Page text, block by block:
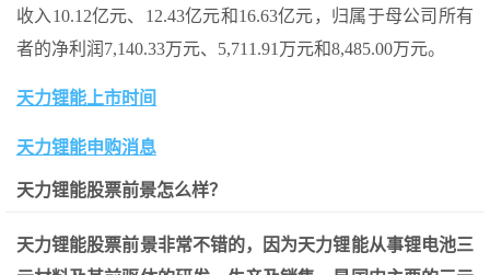
收入10.12亿元、12.43亿元和16.63亿元，归属于母公司所有
者的净利润7,140.33万元、5,711.91万元和8,485.00万元。
天力锂能上市时间
天力锂能申购消息
天力锂能股票前景怎么样？
天力锂能股票前景非常不错的，因为天力锂能从事锂电池三